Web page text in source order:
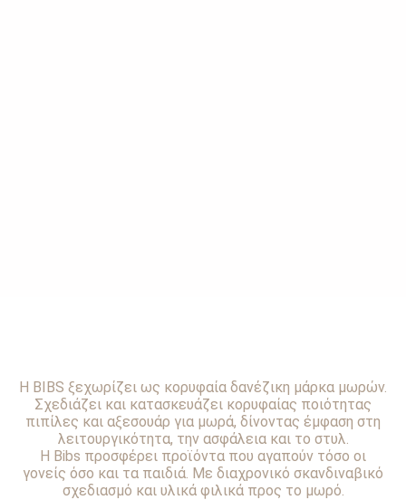
Η BIBS ξεχωρίζει ως κορυφαία δανέζικη μάρκα μωρών.
Σχεδιάζει και κατασκευάζει κορυφαίας ποιότητας
πιπίλες και αξεσουάρ για μωρά, δίνοντας έμφαση στη
λειτουργικότητα, την ασφάλεια και το στυλ.
Η Bibs προσφέρει προϊόντα που αγαπούν τόσο οι
γονείς όσο και τα παιδιά. Με διαχρονικό σκανδιναβικό
σχεδιασμό και υλικά φιλικά προς το μωρό.